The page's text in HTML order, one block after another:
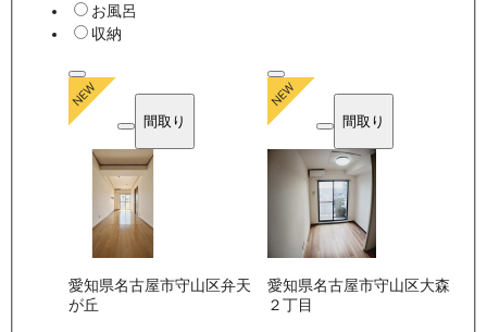
お風呂
収納
間取り
愛知県名古屋市守山区弁天
が丘
間取り
愛知県名古屋市守山区大森
２丁目